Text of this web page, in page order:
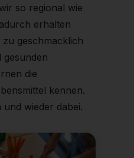
so regional wie
erhalten
zu geschmacklich
die
kennen.
wieder dabei.